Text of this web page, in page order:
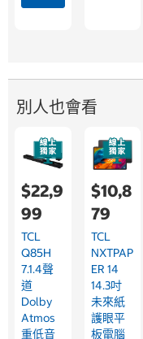
別人也會看
$22,9
99
TCL
Q85H
7.1.4聲
道
Dolby
Atmos
重低音
$10,8
79
TCL
NXTPAP
ER 14
14.3吋
未來紙
護眼平
板電腦